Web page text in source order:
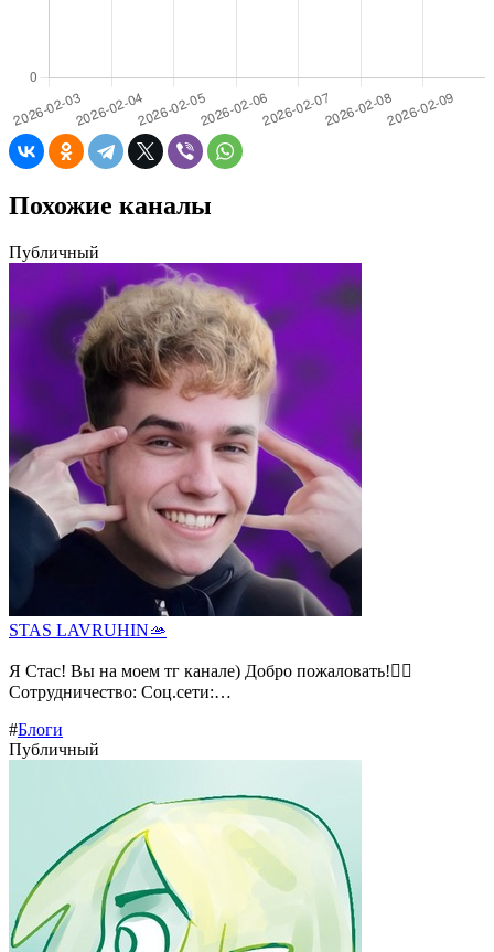
Похожие каналы
Публичный
STAS LAVRUHIN🫴
Я Стас! Вы на моем тг канале) Добро пожаловать!❤️‍🔥
Сотрудничество: Соц.сети:…
#Блоги
Публичный